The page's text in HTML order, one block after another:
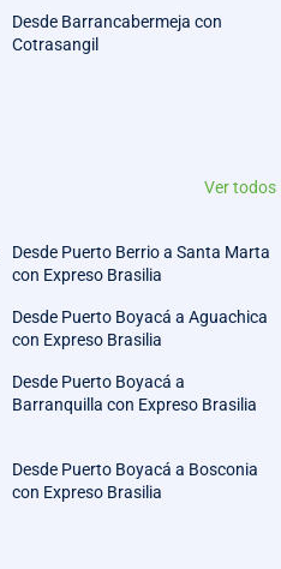
Desde Barrancabermeja con
Cotrasangil
Ver todos
Desde Puerto Berrio a Santa Marta
con Expreso Brasilia
Desde Puerto Boyacá a Aguachica
con Expreso Brasilia
Desde Puerto Boyacá a
Barranquilla con Expreso Brasilia
Desde Puerto Boyacá a Bosconia
con Expreso Brasilia